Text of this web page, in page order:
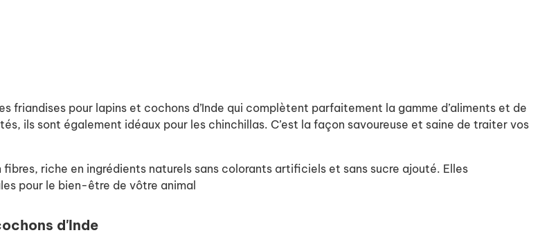
friandises pour lapins et cochons d’Inde qui complètent parfaitement la gamme d’aliments et de
ils sont également idéaux pour les chinchillas. C’est la façon savoureuse et saine de traiter vos
riche en ingrédients naturels sans colorants artificiels et sans sucre ajouté. Elles
pour le bien-être de vôtre animal
d'Inde